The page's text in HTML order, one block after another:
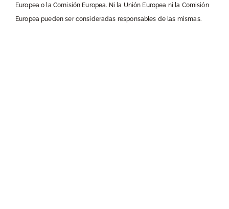
Europea o la Comisión Europea. Ni la Unión Europea ni la Comisión
Europea pueden ser consideradas responsables de las mismas.